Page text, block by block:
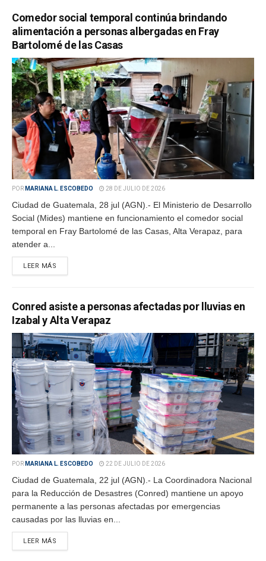
Comedor social temporal continúa brindando
alimentación a personas albergadas en Fray
Bartolomé de las Casas
POR MARIANA L. ESCOBEDO 28 DE JULIO DE 2026
Ciudad de Guatemala, 28 jul (AGN).- El Ministerio de Desarrollo
Social (Mides) mantiene en funcionamiento el comedor social
temporal en Fray Bartolomé de las Casas, Alta Verapaz, para
atender a...
LEER MÁS
Conred asiste a personas afectadas por lluvias en
Izabal y Alta Verapaz
POR MARIANA L. ESCOBEDO 22 DE JULIO DE 2026
Ciudad de Guatemala, 22 jul (AGN).- La Coordinadora Nacional
para la Reducción de Desastres (Conred) mantiene un apoyo
permanente a las personas afectadas por emergencias
causadas por las lluvias en...
LEER MÁS